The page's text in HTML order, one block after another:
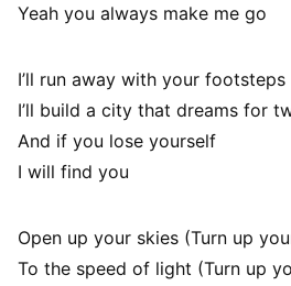
Yeah you always make me go
I’ll run away with your footsteps
I’ll build a city that dreams for
And if you lose yourself
I will find you
Open up your skies (Turn up
To the speed of light (Turn up